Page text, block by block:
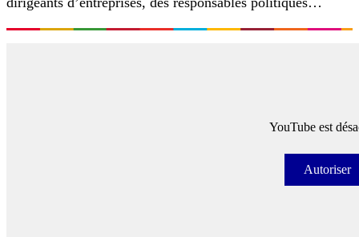
YouTube est
Autoriser